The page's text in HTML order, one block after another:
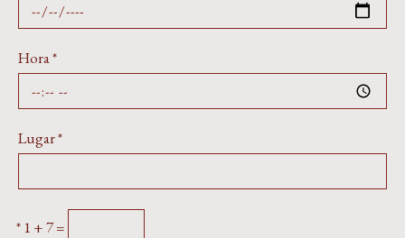
Hora*
Lugar*
*1 + 7 =